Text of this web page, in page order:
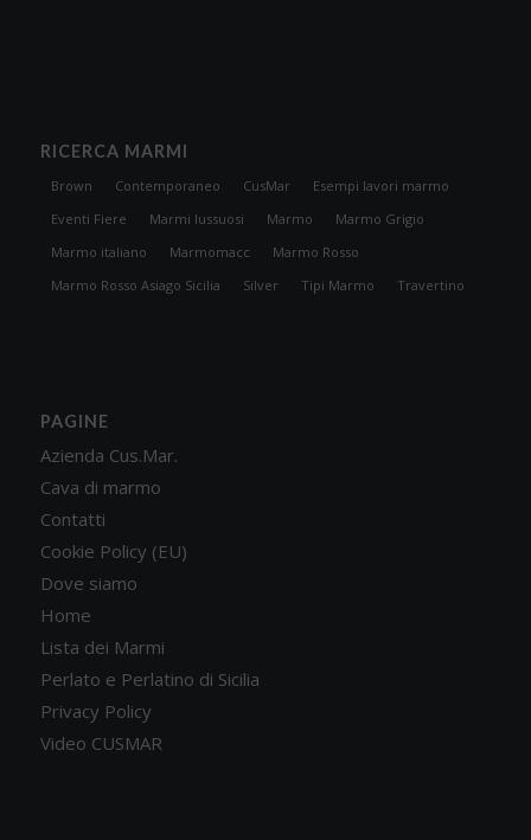
RICERCA MARMI
Brown Contemporaneo CusMar
Esempi lavori marmo
Eventi Fiere
Marmi lussuosi Marmo
Marmo Grigio
Marmo italiano
Marmomacc
Marmo Rosso
Marmo Rosso Asiago Sicilia
Silver Tipi Marmo Travertino
PAGINE
Azienda Cus.Mar.
Cava di marmo
Contatti
Cookie Policy (EU)
Dove siamo
Home
Lista dei Marmi
Perlato e Perlatino di Sicilia
Privacy Policy
Video CUSMAR